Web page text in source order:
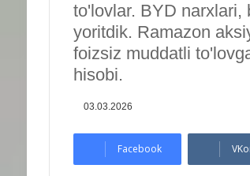
to'lovlar. BYD
yoritdik. Ramazon
foizsiz muddatli
hisobi.
03.03.2026
Facebook